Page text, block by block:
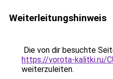
Weiterleitungshinweis
Die von dir besuchte
https://vorota-kalitki.ru/
weiterzuleiten.